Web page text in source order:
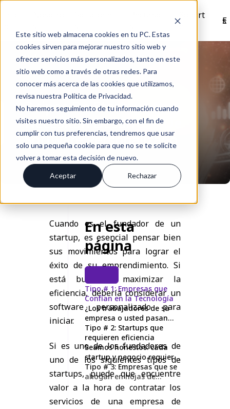
Este sitio web almacena cookies en tu PC. Estas
cookies sirven para mejorar nuestro sitio web y
ofrecer servicios más personalizados, tanto en este
sitio web como a través de otras redes. Para
conocer más acerca de las cookies que utilizamos,
revisa nuestra Política de Privacidad.
No haremos seguimiento de tu información cuando
visites nuestro sitio. Sin embargo, con el fin de
cumplir con tus preferencias, tendremos que usar
solo una pequeña cookie para que no se te solicite
volver a tomar esta decisión de nuevo.
Aceptar Rechazar
Soport
e
Es
Volver
3 tipos De Startups Que
Necesitan Desarrollo De
Software Personalizado
Jul 19, 2021
Cuando es el fundador de un
startup, es esencial pensar bien
sus movimientos para lograr el
éxito de su emprendimiento. Si
está buscando maximizar la
eficiencia, debería considerar un
software personalizado para
iniciar.
Si es uno de los fundadores de
uno de los siguientes tipos de
startups, puede que encuentre
valor a la hora de contratar los
servicios de una empresa de
En esta
página
Tipo # 1: Empresas que
Confían en la Tecnología
¿Los trabajadores de su
empresa o usted pasan
mucho tiempo en la
computadora?
Tipo # 2: Startups que
requieren eficiencia
Seamos honestos: cada
startup y negocio requiere
eficiencia.
Tipo # 3: Empresas que se
ahogan en hojas de
cálculo